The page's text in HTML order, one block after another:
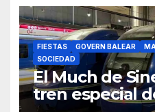
FIESTAS GOVERN BALEAR
SOCIEDAD
El Much de
tren especial